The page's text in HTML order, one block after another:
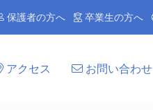
保護者の方へ 卒業生の方へ
アクセス お問い合わせ